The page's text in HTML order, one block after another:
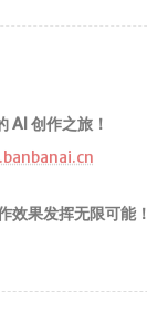
AI 创作之旅！
效果发挥无限可能！